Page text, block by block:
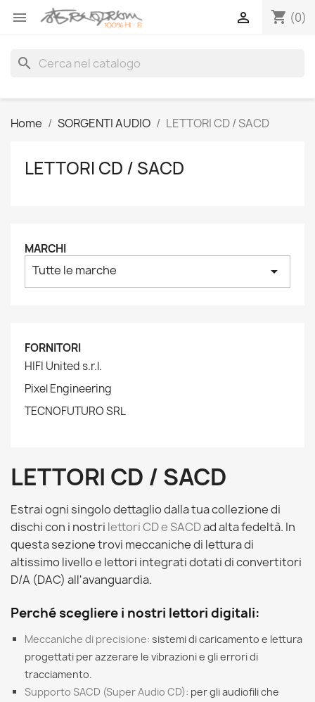
 shopping_cart (0)

search
Home SORGENTI AUDIO LETTORI CD / SACD
LETTORI CD / SACD
MARCHI
Tutte le marche arrow_drop_down
FORNITORI
HIFI United s.r.l.
Pixel Engineering
TECNOFUTURO SRL
LETTORI CD / SACD
Estrai ogni singolo dettaglio dalla tua collezione di
dischi con i nostri lettori CD e SACDad alta fedeltà. In
questa sezione trovi meccaniche di lettura di
altissimo livello e lettori integrati dotati di convertitori
D/A (DAC) all'avanguardia.
Perché scegliere i nostri lettori digitali:
Meccaniche di precisione: sistemi di caricamento e lettura
progettati per azzerare le vibrazioni e gli errori di
tracciamento.
Supporto SACD (Super Audio CD): per gli audiofili che